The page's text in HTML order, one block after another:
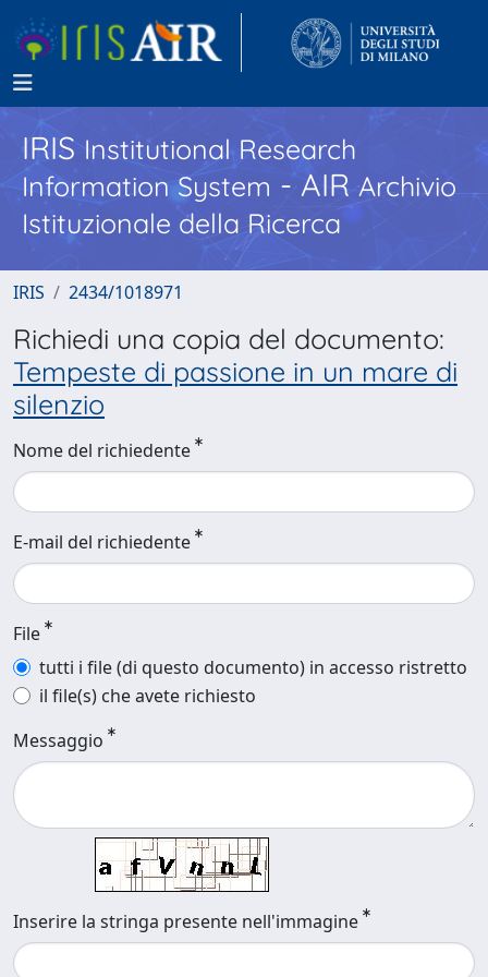
IRISInstitutional Research
Information System - AIR Archivio
Istituzionale della Ricerca
IRIS 2434/1018971
Richiedi una copia del documento:
Tempeste di passione in un mare di
silenzio
Nome del richiedente
E-mail del richiedente
File
tutti i file (di questo documento) in accesso ristretto
il file(s) che avete richiesto
Messaggio
Inserire la stringa presente nell'immagine